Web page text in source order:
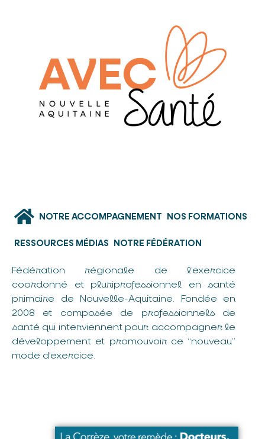
NOTRE ACCOMPAGNEMENT NOS FORMATIONS
RESSOURCES MÉDIAS NOTRE FÉDÉRATION
Fédération régionale de l’exercice
coordonné et pluriprofessionnel en santé
primaire de Nouvelle-Aquitaine. Fondée en
2008 et composée de professionnels de
santé qui interviennent pour accompagner le
développement et promouvoir ce “nouveau”
mode d’exercice.